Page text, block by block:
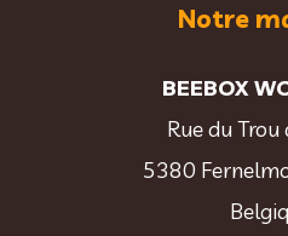
Notre
BEEBOX
Rue du
5380